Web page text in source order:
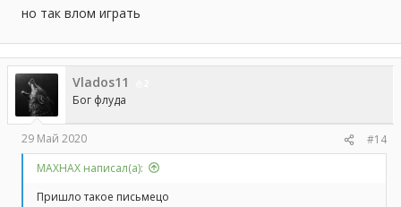
но так влом играть
Vlados11
Бог флуда
29 Май 2020
#14
MAXHAX написал(а):
Пришло такое письмецо